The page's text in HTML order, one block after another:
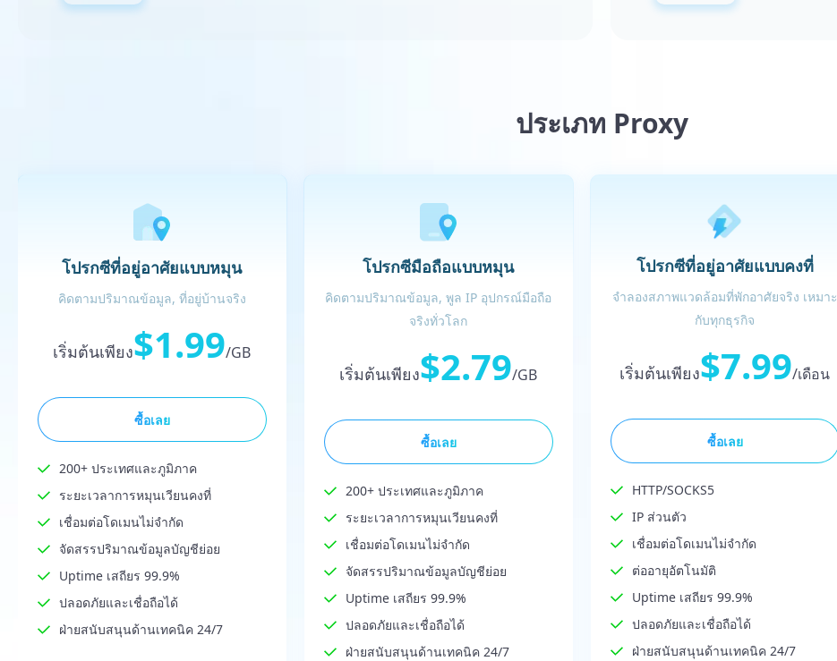
ประเภท Proxy
โปรกซีที่อยู่อาศัยแบบหมุน
คิดตามปริมาณข้อมูล, ที่อยู่บ้านจริง
เริ่มต้นเพียง$1.99/GB
ซื้อเลย
200+ ประเทศและภูมิภาค
ระยะเวลาการหมุนเวียนคงที่
เชื่อมต่อโดเมนไม่จำกัด
จัดสรรปริมาณข้อมูลบัญชีย่อย
Uptime เสถียร 99.9%
ปลอดภัยและเชื่อถือได้
ฝ่ายสนับสนุนด้านเทคนิค 24/7
โปรกซีมือถือแบบหมุน
คิดตามปริมาณข้อมูล, พูล IP อุปกรณ์มือถือ
จริงทั่วโลก
เริ่มต้นเพียง$2.79/GB
ซื้อเลย
200+ ประเทศและภูมิภาค
ระยะเวลาการหมุนเวียนคงที่
เชื่อมต่อโดเมนไม่จำกัด
จัดสรรปริมาณข้อมูลบัญชีย่อย
Uptime เสถียร 99.9%
ปลอดภัยและเชื่อถือได้
ฝ่ายสนับสนุนด้านเทคนิค 24/7
โปรกซีที่อยู่อาศัยแบบคงที่
จำลองสภาพแวดล้อมที่พักอาศัยจริง เหมาะ
กับทุกธุรกิจ
เริ่มต้นเพียง$7.99/เดือน
ซื้อเลย
HTTP/SOCKS5
IP ส่วนตัว
เชื่อมต่อโดเมนไม่จำกัด
ต่ออายุอัตโนมัติ
Uptime เสถียร 99.9%
ปลอดภัยและเชื่อถือได้
ฝ่ายสนับสนุนด้านเทคนิค 24/7